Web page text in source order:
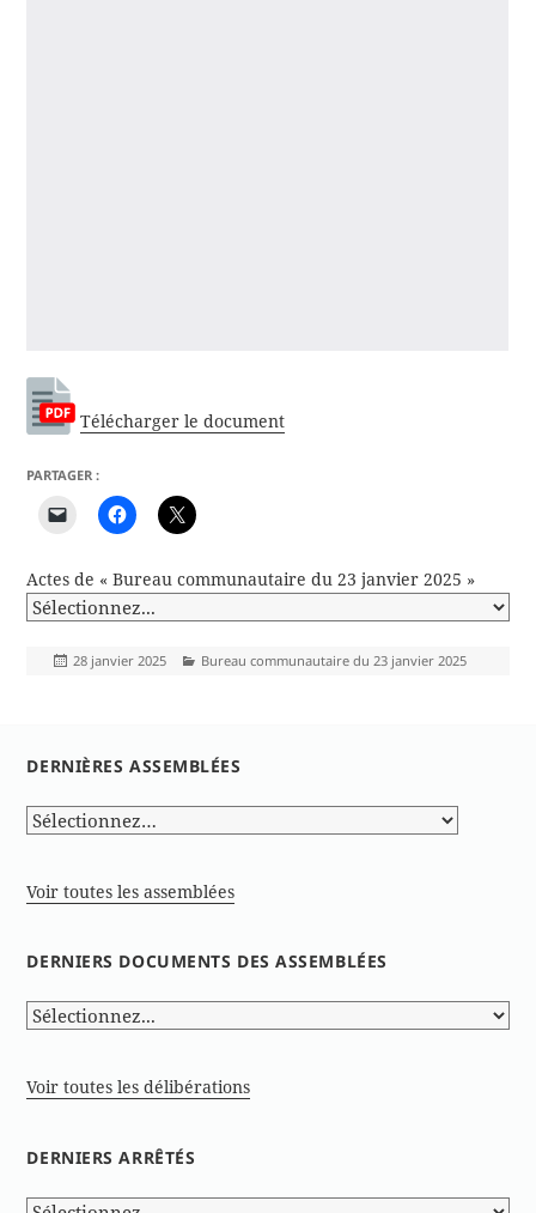
Télécharger le document
PARTAGER :
Actes de « Bureau communautaire du 23 janvier 2025 »
Publié
28 janvier 2025 Catégories
Bureau communautaire du 23 janvier 2025
DERNIÈRES ASSEMBLÉES
Voir toutes les assemblées
DERNIERS DOCUMENTS DES ASSEMBLÉES
Voir toutes les délibérations
DERNIERS ARRÊTÉS